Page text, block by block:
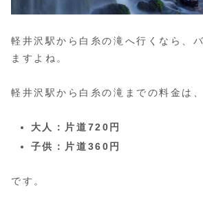
軽井沢駅から白糸の滝へ行くなら、
ますよね。
軽井沢駅から白糸の滝までの料金は、
大人：片道720円
子供：片道360円
です。